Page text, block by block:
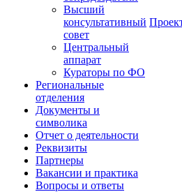
Высший
консультативный
совет
Центральный
аппарат
Кураторы по ФО
Региональные
отделения
Документы и
символика
Отчет о деятельности
Реквизиты
Партнеры
Вакансии и практика
Вопросы и ответы